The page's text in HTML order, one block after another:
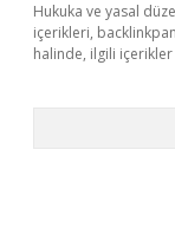
Hukuka ve yasal
içerikleri,
halinde, ilgili içerikler